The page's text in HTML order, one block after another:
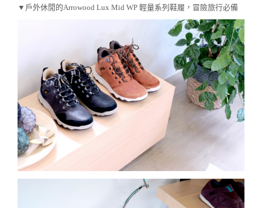
▼戶外休閒的Arrowood Lux Mid WP 輕量系列鞋履，冒險旅行必備